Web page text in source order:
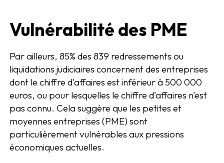
Vulnérabilité des PME
Par ailleurs, 85% des 839 redressements ou
liquidations judiciaires concernent des entreprises
dont le chiffre d'affaires est inférieur à 500 000
euros, ou pour lesquelles le chiffre d'affaires n'est
pas connu. Cela suggère que les petites et
moyennes entreprises (PME) sont
particulièrement vulnérables aux pressions
économiques actuelles.